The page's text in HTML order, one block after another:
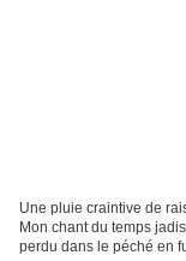
Une pluie craintive de
Mon chant du temps
perdu dans le péché en